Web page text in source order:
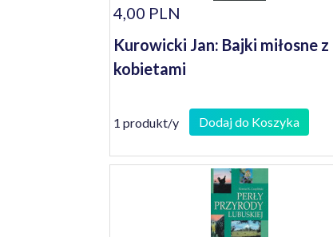
4,00 PLN
Kurowicki Jan: Bajki miłosne z
kobietami
1 produkt/y Dodaj do Koszyka